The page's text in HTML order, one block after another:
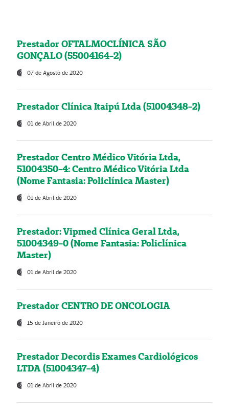
Prestador OFTALMOCLÍNICA SÃO
GONÇALO (55004164-2)
07 de Agosto de 2020
Prestador Clínica Itaipú Ltda (51004348-2)
01 de Abril de 2020
Prestador Centro Médico Vitória Ltda,
51004350-4: Centro Médico Vitória Ltda
(Nome Fantasia: Policlínica Master)
01 de Abril de 2020
Prestador: Vipmed Clínica Geral Ltda,
51004349-0 (Nome Fantasia: Policlínica
Master)
01 de Abril de 2020
Prestador CENTRO DE ONCOLOGIA
15 de Janeiro de 2020
Prestador Decordis Exames Cardiológicos
LTDA (51004347-4)
01 de Abril de 2020